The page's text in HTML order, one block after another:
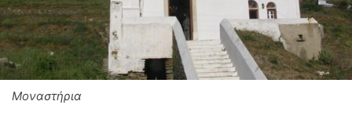
Μοναστήρια